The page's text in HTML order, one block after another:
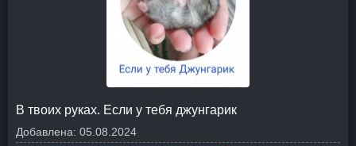
В твоих руках. Если у тебя джунгарик
Добавлена: 05.08.2024